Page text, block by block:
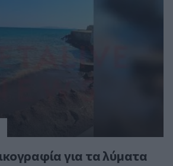
για τα λύματα